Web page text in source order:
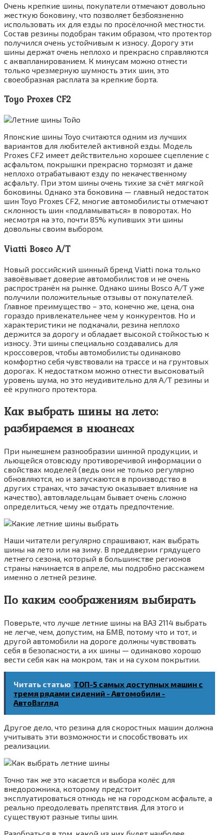
Очень крепкие шины, покупатели отмечают довольно
жесткую боковину, что позволяет безбоязненно
использовать их для езды по просёлочной местности.
Состав резины подобран таким образом, что протектор
получился очень устойчивым к износу. Дорогу эти
шины держат очень неплохо и прекрасно справляются
с аквапланированием. К минусам можно отнести
только чрезмерную шумность этих шин, это
своеобразная расплата за крепкие борта.
Toyo Proxes CF2
Японские шины Toyo считаются одним из лучших
вариантов для любителей активной езды. Модель
Proxes CF2 имеет действительно хорошее сцепление с
асфальтом, покрышки прекрасно тормозят и даже
неплохо отрабатывают езду по некачественному
асфальту. При этом шины очень тихие за счёт мягкой
боковины. Однако эта боковина — главный недостаток
шин Toyo Proxes CF2, многие автомобилисты отмечают
склонность шин «подламываться» в поворотах. Но
несмотря на это, почти 85% купивших эти шины
довольны своим выбором.
Viatti Bosco A/T
Новый российский шинный бренд Viatti пока только
завоёвывает доверие автомобилистов и не очень
распространён на рынке. Однако шины Bosco A/T уже
получили положительные отзывы от покупателей.
Главное преимущество – это, конечно же, цена, она
гораздо привлекательнее чем у конкурентов. Но и
характеристики не подкачали, резина неплохо
держится за дорогу и обладает высокой стойкостью к
износу. Эти шины специально создавались для
кроссоверов, чтобы автомобилисты одинаково
комфортно себя чувствовали на трассе и на грунтовых
дорогах. К недостатком можно отнести высоковатый
уровень шума, но это неудивительно для А/Т резины и
её крупного протектора.
Как выбрать шины на лето:
разбираемся в нюансах
При нынешнем разнообразии шинной продукции, и
льющейся отовсюду противоречивой информации о
свойствах моделей (ведь они не только регулярно
обновляются, но и запускаются в производство в
других странах, что зачастую оказывает влияние на
качество), автовладельцам бывает очень сложно
определиться, чему же отдать предпочтение.
Наши читатели регулярно спрашивают, как выбрать
шины на лето или на зиму. В преддверии грядущего
летнего сезона, который в большинстве регионов
страны начинается в апреле, мы подробно расскажем
именно о летней резине.
По каким соображениям выбирать
Поверьте, что лучше летние шины на ВАЗ 2114 выбрать
не легче, чем, допустим, на БМВ, потому что и тот, и
другой автомобили на дороге должны чувствовать
себя в безопасности, а их шины — одинаково хорошо
вести себя как на мокром, так и на сухом покрытии.
Читать статью ТОП-5 самых доступных машин с
тремя рядами сидений - Автомобили -
АвтоВзгляд
Другое дело, что резина для скоростных машин должна
учитывать эти возможности и способствовать их
реализации.
Точно так же это касается и выбора колёс для
внедорожника, которому предстоит
эксплуатироваться отнюдь не на городском асфальте, а
реально преодолевать препятствия. Для этого и
существуют разные типы шин.